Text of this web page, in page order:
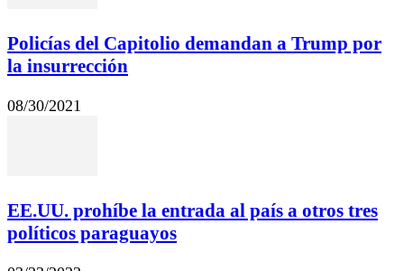
Policías del Capitolio demandan a Trump por
la insurrección
08/30/2021
EE.UU. prohíbe la entrada al país a otros tres
políticos paraguayos